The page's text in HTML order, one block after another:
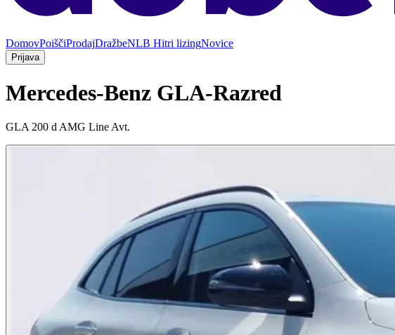
DomovPoiščiProdajDražbeNLB Hitri lizingNovice
Prijava
Mercedes-Benz GLA-Razred
GLA 200 d AMG Line Avt.